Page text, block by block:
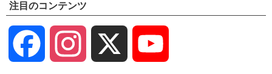
注目のコンテンツ
Facebook Instagram